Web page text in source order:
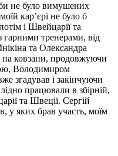
не було вимушених
кар’єрі не було б
і Швейцарії та
тренерами, від
та Олександра
на ковзани, продовжуючи
Володимиром
згадував і закінчуючи
працювали в збірній,
та Швеції. Сергій
у яких брав участь, моїм